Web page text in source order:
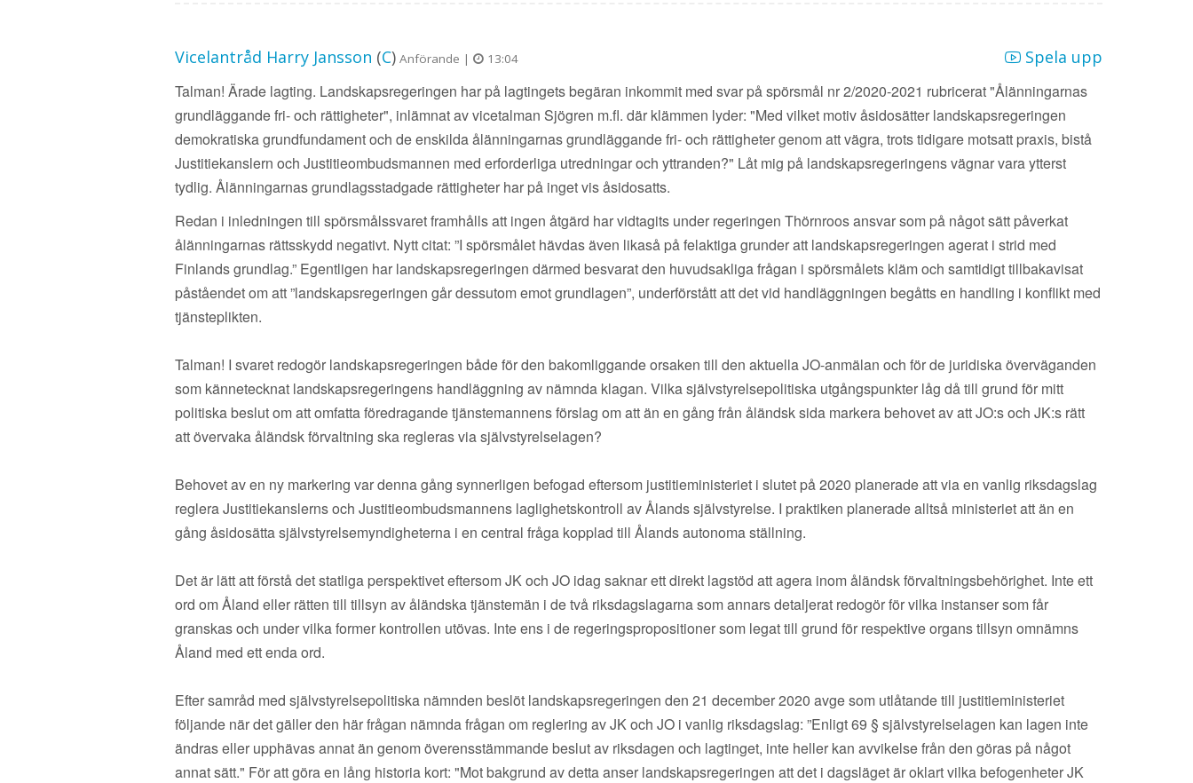
Vicelantråd Harry Jansson (C) Anförande | 13:04 Spela upp
Talman! Ärade lagting. Landskapsregeringen har på lagtingets begäran inkommit med svar på spörsmål nr 2/2020-2021 rubricerat "Ålänningarnas
grundläggande fri- och rättigheter", inlämnat av vicetalman Sjögren m.fl. där klämmen lyder: "Med vilket motiv åsidosätter landskapsregeringen
demokratiska grundfundament och de enskilda ålänningarnas grundläggande fri- och rättigheter genom att vägra, trots tidigare motsatt praxis, bistå
Justitiekanslern och Justitieombudsmannen med erforderliga utredningar och yttranden?" Låt mig på landskapsregeringens vägnar vara ytterst
tydlig. Ålänningarnas grundlagsstadgade rättigheter har på inget vis åsidosatts.
Redan i inledningen till spörsmålssvaret framhålls att ingen åtgärd har vidtagits under regeringen Thörnroos ansvar som på något sätt påverkat
ålänningarnas rättsskydd negativt. Nytt citat: ”I spörsmålet hävdas även likaså på felaktiga grunder att landskapsregeringen agerat i strid med
Finlands grundlag.” Egentligen har landskapsregeringen därmed besvarat den huvudsakliga frågan i spörsmålets kläm och samtidigt tillbakavisat
påståendet om att ”landskapsregeringen går dessutom emot grundlagen”, underförstått att det vid handläggningen begåtts en handling i konflikt med
tjänsteplikten.
Talman! I svaret redogör landskapsregeringen både för den bakomliggande orsaken till den aktuella JO-anmälan och för de juridiska överväganden
som kännetecknat landskapsregeringens handläggning av nämnda klagan. Vilka självstyrelsepolitiska utgångspunkter låg då till grund för mitt
politiska beslut om att omfatta föredragande tjänstemannens förslag om att än en gång från åländsk sida markera behovet av att JO:s och JK:s rätt
att övervaka åländsk förvaltning ska regleras via självstyrelselagen?
Behovet av en ny markering var denna gång synnerligen befogad eftersom justitieministeriet i slutet på 2020 planerade att via en vanlig riksdagslag
reglera Justitiekanslerns och Justitieombudsmannens laglighetskontroll av Ålands självstyrelse. I praktiken planerade alltså ministeriet att än en
gång åsidosätta självstyrelsemyndigheterna i en central fråga kopplad till Ålands autonoma ställning.
Det är lätt att förstå det statliga perspektivet eftersom JK och JO idag saknar ett direkt lagstöd att agera inom åländsk förvaltningsbehörighet. Inte ett
ord om Åland eller rätten till tillsyn av åländska tjänstemän i de två riksdagslagarna som annars detaljerat redogör för vilka instanser som får
granskas och under vilka former kontrollen utövas. Inte ens i de regeringspropositioner som legat till grund för respektive organs tillsyn omnämns
Åland med ett enda ord.
Efter samråd med självstyrelsepolitiska nämnden beslöt landskapsregeringen den 21 december 2020 avge som utlåtande till justitieministeriet
följande när det gäller den här frågan nämnda frågan om reglering av JK och JO i vanlig riksdagslag: ”Enligt 69 § självstyrelselagen kan lagen inte
ändras eller upphävas annat än genom överensstämmande beslut av riksdagen och lagtinget, inte heller kan avvikelse från den göras på något
annat sätt." För att göra en lång historia kort: "Mot bakgrund av detta anser landskapsregeringen att det i dagsläget är oklart vilka befogenheter JK